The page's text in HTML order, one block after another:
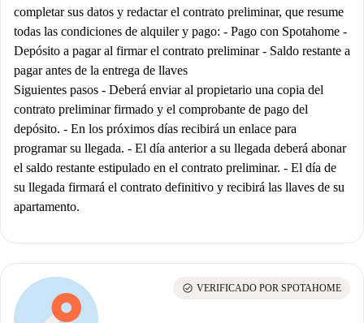
completar sus datos y redactar el contrato preliminar, que resume
todas las condiciones de alquiler y pago: - Pago con Spotahome -
Depósito a pagar al firmar el contrato preliminar - Saldo restante a
pagar antes de la entrega de llaves
Siguientes pasos - Deberá enviar al propietario una copia del
contrato preliminar firmado y el comprobante de pago del
depósito. - En los próximos días recibirá un enlace para
programar su llegada. - El día anterior a su llegada deberá abonar
el saldo restante estipulado en el contrato preliminar. - El día de
su llegada firmará el contrato definitivo y recibirá las llaves de su
apartamento.
check_circle VERIFICADO POR SPOTAHOME